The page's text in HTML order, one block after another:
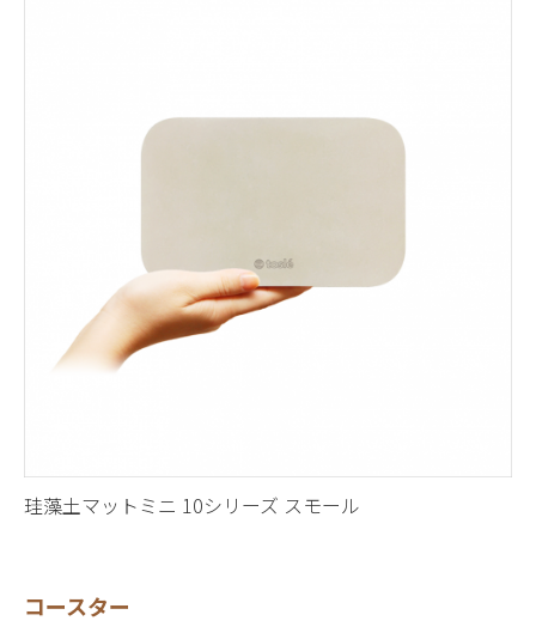
珪藻土マットミニ 10シリーズ スモール
コースター